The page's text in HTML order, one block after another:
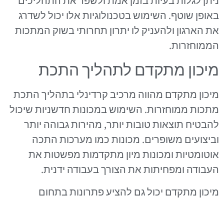
באופן שוטף. השימוש בטכנולוגיות אלו יכול לשדרג
את הארגון ולהעניק לו יתרון תחרותי בשוק המתכות
הממוחזרות.
מיכון מתקדם לתהליך התכת
מיכון מתקדם מהווה מרכיב קרדינלי בתהליך התכת
מתכות ממוחזרות. השימוש במכונות חדשניות שיכול
להבטיח תוצאות טובות יותר, מהירות גבוהה יותר
וביצועים משופרים. מכונות כמו מערכות התכה
אוטומטיות ומכונות מיון מתקדמות מפשטות את
העבודה ומפחיתות את הצורך בעבודה ידנית.
מיכון מתקדם יכול גם להציע פתרונות בתחום